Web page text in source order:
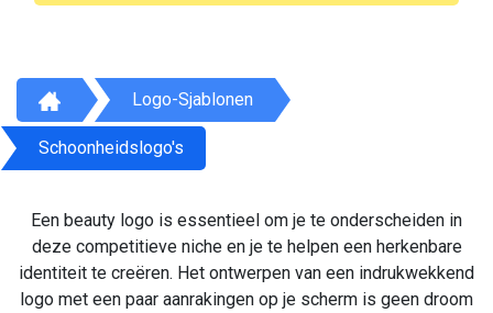
Logo-Sjablonen
Schoonheidslogo's
Een beauty logo is essentieel om je te onderscheiden in
deze competitieve niche en je te helpen een herkenbare
identiteit te creëren. Het ontwerpen van een indrukwekkend
logo met een paar aanrakingen op je scherm is geen droom